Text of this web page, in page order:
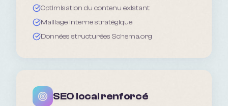
Optimisation du contenu existant
Maillage interne stratégique
Données structurées Schema.org
SEO local renforcé